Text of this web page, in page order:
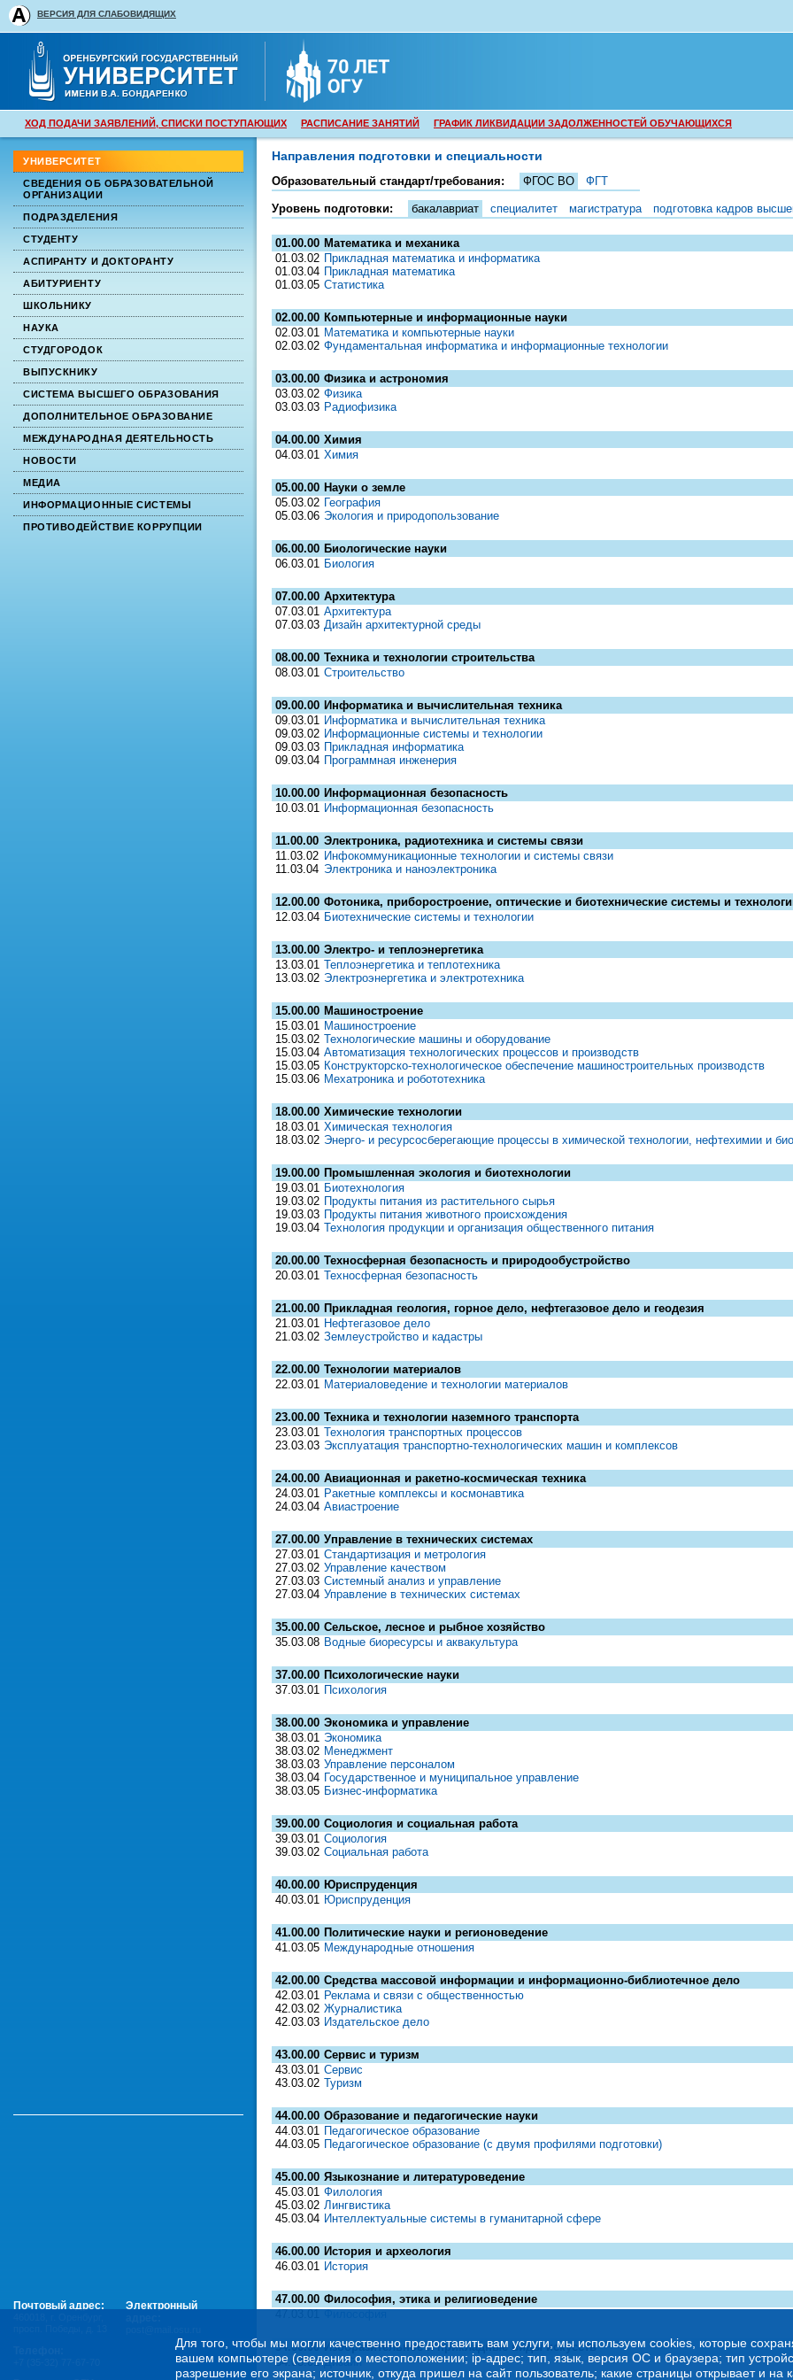
ВЕРСИЯ ДЛЯ СЛАБОВИДЯЩИХ
ХОД ПОДАЧИ ЗАЯВЛЕНИЙ, СПИСКИ ПОСТУПАЮЩИХ РАСПИСАНИЕ ЗАНЯТИЙ ГРАФИК ЛИКВИДАЦИИ ЗАДОЛЖЕННОСТЕЙ ОБУЧАЮЩИХСЯ
УНИВЕРСИТЕТ
СВЕДЕНИЯ ОБ ОБРАЗОВАТЕЛЬНОЙ
ОРГАНИЗАЦИИ
ПОДРАЗДЕЛЕНИЯ
СТУДЕНТУ
АСПИРАНТУ И ДОКТОРАНТУ
АБИТУРИЕНТУ
ШКОЛЬНИКУ
НАУКА
СТУДГОРОДОК
ВЫПУСКНИКУ
СИСТЕМА ВЫСШЕГО ОБРАЗОВАНИЯ
ДОПОЛНИТЕЛЬНОЕ ОБРАЗОВАНИЕ
МЕЖДУНАРОДНАЯ ДЕЯТЕЛЬНОСТЬ
НОВОСТИ
МЕДИА
ИНФОРМАЦИОННЫЕ СИСТЕМЫ
ПРОТИВОДЕЙСТВИЕ КОРРУПЦИИ
Направления подготовки и специальности
Образовательный стандарт/требования: ФГОС ВО ФГТ
Уровень подготовки: бакалавриат специалитет магистратура подготовка кадров
01.00.00 Математика и механика
01.03.02 Прикладная математика и информатика
01.03.04 Прикладная математика
01.03.05 Статистика
02.00.00 Компьютерные и информационные науки
02.03.01
Математика и компьютерные науки
02.03.02 Фундаментальная информатика и информационные технологии
03.00.00 Физика и астрономия
03.03.02 Физика
03.03.03 Радиофизика
04.00.00 Химия
04.03.01 Химия
05.00.00 Науки о земле
05.03.02 География
05.03.06 Экология и природопользование
06.00.00 Биологические науки
06.03.01
Биология
07.00.00 Архитектура
07.03.01 Архитектура
07.03.03 Дизайн архитектурной среды
08.00.00 Техника и технологии строительства
08.03.01 Строительство
09.00.00 Информатика и вычислительная техника
09.03.01
Информатика и вычислительная техника
09.03.02 Информационные системы и технологии
09.03.03 Прикладная информатика
09.03.04 Программная инженерия
10.00.00 Информационная безопасность
10.03.01
Информационная безопасность
11.00.00 Электроника, радиотехника и системы связи
11.03.02 Инфокоммуникационные технологии и системы связи
11.03.04 Электроника и наноэлектроника
12.00.00 Фотоника, приборостроение, оптические и биотехнические системы и
12.03.04 Биотехнические системы и технологии
13.00.00 Электро- и теплоэнергетика
13.03.01 Теплоэнергетика и теплотехника
13.03.02 Электроэнергетика и электротехника
15.00.00 Машиностроение
15.03.01
Машиностроение
15.03.02 Технологические машины и оборудование
15.03.04 Автоматизация технологических процессов и производств
15.03.05 Конструкторско-технологическое обеспечение машиностроительных производств
15.03.06 Мехатроника и робототехника
18.00.00 Химические технологии
18.03.01 Химическая технология
18.03.02 Энерго- и ресурсосберегающие процессы в химической технологии, нефтехимии и
19.00.00 Промышленная экология и биотехнологии
19.03.01
Биотехнология
19.03.02 Продукты питания из растительного сырья
19.03.03 Продукты питания животного происхождения
19.03.04 Технология продукции и организация общественного питания
20.00.00 Техносферная безопасность и природообустройство
20.03.01 Техносферная безопасность
21.00.00 Прикладная геология, горное дело, нефтегазовое дело и геодезия
21.03.01
Нефтегазовое дело
21.03.02 Землеустройство и кадастры
22.00.00 Технологии материалов
22.03.01
Материаловедение и технологии материалов
23.00.00 Техника и технологии наземного транспорта
23.03.01 Технология транспортных процессов
23.03.03 Эксплуатация транспортно-технологических машин и комплексов
24.00.00 Авиационная и ракетно-космическая техника
24.03.01
Ракетные комплексы и космонавтика
24.03.04 Авиастроение
27.00.00 Управление в технических системах
27.03.01 Стандартизация и метрология
27.03.02 Управление качеством
27.03.03 Системный анализ и управление
27.03.04 Управление в технических системах
35.00.00 Сельское, лесное и рыбное хозяйство
35.03.08 Водные биоресурсы и аквакультура
37.00.00 Психологические науки
37.03.01
Психология
38.00.00 Экономика и управление
38.03.01 Экономика
38.03.02 Менеджмент
38.03.03 Управление персоналом
38.03.04 Государственное и муниципальное управление
38.03.05 Бизнес-информатика
39.00.00 Социология и социальная работа
39.03.01 Социология
39.03.02 Социальная работа
40.00.00 Юриспруденция
40.03.01
Юриспруденция
41.00.00 Политические науки и регионоведение
41.03.05 Международные отношения
42.00.00 Средства массовой информации и информационно-библиотечное дело
42.03.01
Реклама и связи с общественностью
42.03.02 Журналистика
42.03.03 Издательское дело
43.00.00 Сервис и туризм
43.03.01 Сервис
43.03.02 Туризм
44.00.00 Образование и педагогические науки
44.03.01
Педагогическое образование
44.03.05 Педагогическое образование (с двумя профилями подготовки)
45.00.00 Языкознание и литературоведение
45.03.01 Филология
45.03.02 Лингвистика
45.03.04 Интеллектуальные системы в гуманитарной сфере
46.00.00 История и археология
46.03.01
История
47.00.00 Философия, этика и религиоведение
54.00.00 Изобразительное и прикладные виды искусств
54.03.01 Дизайн
Для того, чтобы мы могли качественно предоставить вам услуги, мы используем cookies, которые
вашем компьютере (сведения о местоположении; ip-адрес; тип, язык, версия ОС и браузера; тип
разрешение его экрана; источник, откуда пришел на сайт пользователь; какие страницы открывает и на
Почтовый адрес:
Электронный